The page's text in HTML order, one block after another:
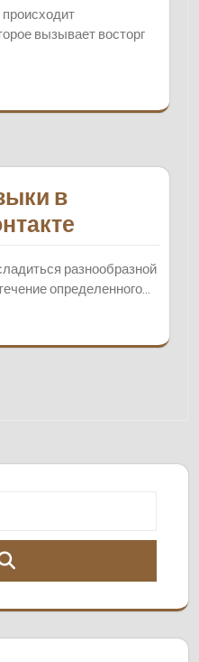
вызывает восторг
в
разнообразной
определенного…